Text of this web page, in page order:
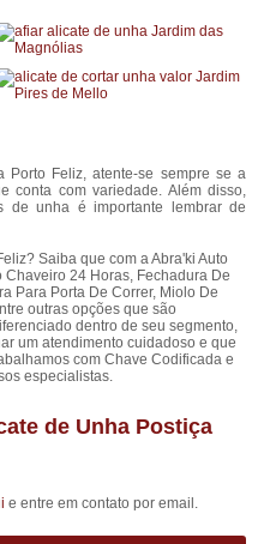
Feliz, atente-se sempre se a
conta com variedade. Além disso,
de unha é importante lembrar de
Saiba que com a Abra'ki Auto
24 Horas, Fechadura De
Para Porta De Correr, Miolo De
outras opções que são
dentro de seu segmento,
um atendimento cuidadoso e que
com Chave Codificada e
especialistas.
de Unha Postiça
e entre em contato por email.